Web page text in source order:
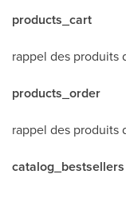
products_cart
rappel des produits
products_order
rappel des produits
catalog_bestsellers